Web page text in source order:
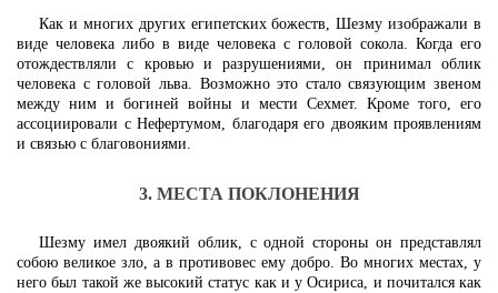
Как и многих других египетских божеств, Шезму изображали в
виде человека либо в виде человека с головой сокола. Когда его
отождествляли с кровью и разрушениями, он принимал облик
человека с головой льва. Возможно это стало связующим звеном
между ним и богиней войны и мести Сехмет. Кроме того, его
ассоциировали с Нефертумом, благодаря его двояким проявлениям
и связью с благовониями.
3. МЕСТА ПОКЛОНЕНИЯ
Шезму имел двоякий облик, с одной стороны он представлял
собою великое зло, а в противовес ему добро. Во многих местах, у
него был такой же высокий статус как и у Осириса, и почитался как